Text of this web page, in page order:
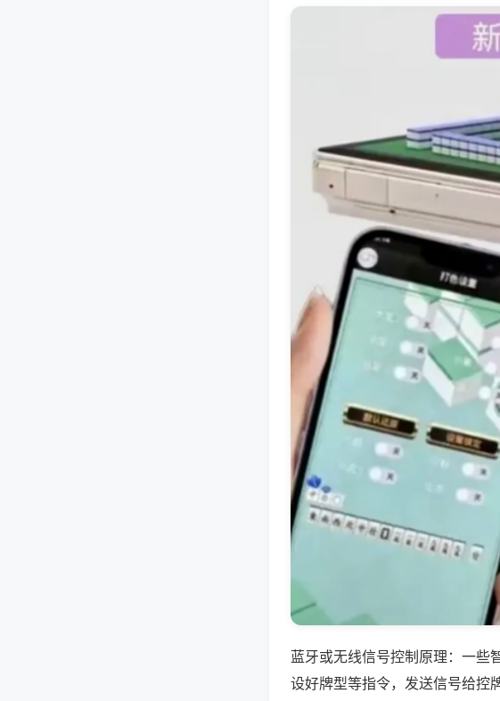
蓝牙或无线信号控制原理：一些
设好牌型等指令，发送信号给控